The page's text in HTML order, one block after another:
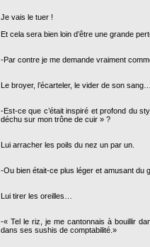
Je vais le tuer !
Et cela sera bien loin d’être une grande
-Par contre je me demande vraiment
Le broyer, l’écarteler, le vider de son
-Est-ce que c’était inspiré et profond du
déchu sur mon trône de cuir » ?
Lui arracher les poils du nez un par un.
-Ou bien était-ce plus léger et amusant
Lui tirer les oreilles…
-« Tel le riz, je me cantonnais à bouillir
dans ses sushis de comptabilité.»